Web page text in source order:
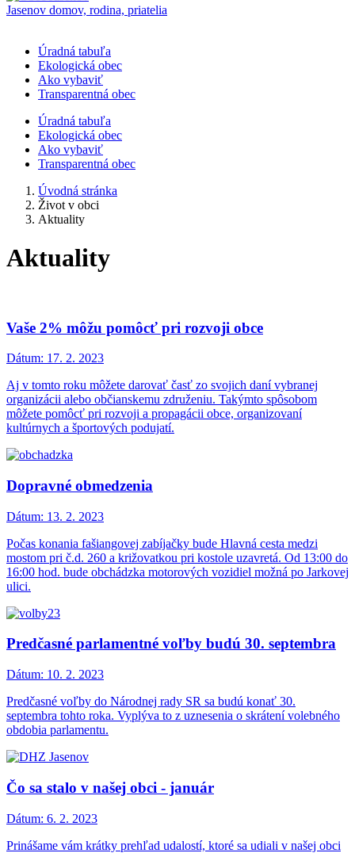
Jasenov domov, rodina, priatelia
Úradná tabuľa
Ekologická obec
Ako vybaviť
Transparentná obec
Úradná tabuľa
Ekologická obec
Ako vybaviť
Transparentná obec
Úvodná stránka
Život v obci
Aktuality
Aktuality
Vaše 2% môžu pomôcť pri rozvoji obce
Dátum: 17. 2. 2023
Aj v tomto roku môžete darovať časť zo svojich daní vybranej
organizácii alebo občianskemu združeniu. Takýmto spôsobom
môžete pomôcť pri rozvoji a propagácii obce, organizovaní
kultúrnych a športových podujatí.
Dopravné obmedzenia
Dátum: 13. 2. 2023
Počas konania fašiangovej zabíjačky bude Hlavná cesta medzi
mostom pri č.d. 260 a križovatkou pri kostole uzavretá. Od 13:00 do
16:00 hod. bude obchádzka motorových vozidiel možná po Jarkovej
ulici.
Predčasné parlamentné voľby budú 30. septembra
Dátum: 10. 2. 2023
Predčasné voľby do Národnej rady SR sa budú konať 30.
septembra tohto roka. Vyplýva to z uznesenia o skrátení volebného
obdobia parlamentu.
Čo sa stalo v našej obci - január
Dátum: 6. 2. 2023
Prinášame vám krátky prehľad udalostí, ktoré sa udiali v našej obci